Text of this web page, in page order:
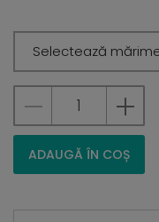
Selectează
ADAUGĂ ÎN COȘ